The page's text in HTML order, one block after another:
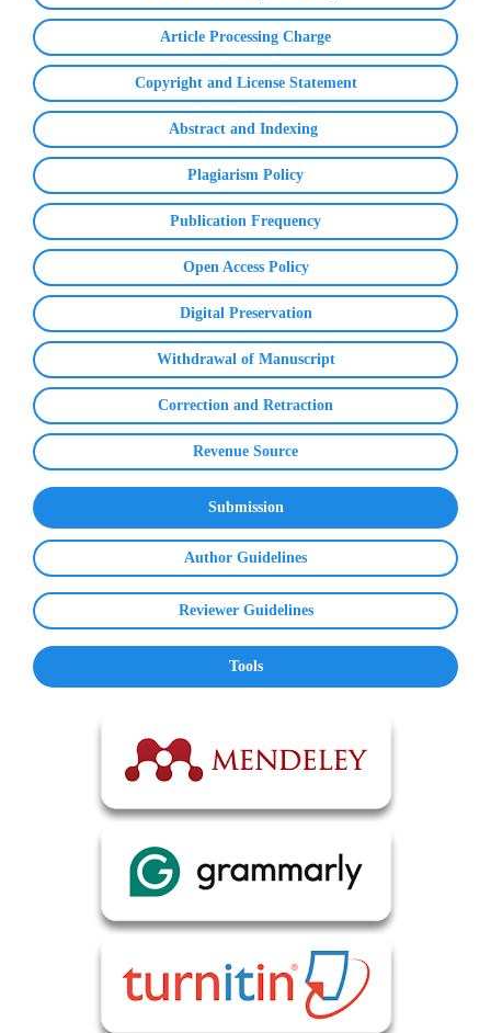
Article Processing Charge
Copyright and License Statement
Abstract and Indexing
Plagiarism Policy
Publication Frequency
Open Access Policy
Digital Preservation
Withdrawal of Manuscript
Correction and Retraction
Revenue Source
Submission
Author Guidelines
Reviewer Guidelines
Tools